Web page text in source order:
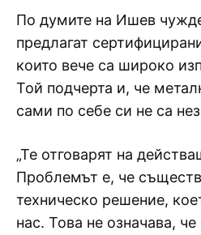
По думите на Ишев
предлагат
които вече са широко
Той подчерта и, че
сами по себе си не са
„Те отговарят на
Проблемът е, че
техническо решение,
нас. Това не означава, че